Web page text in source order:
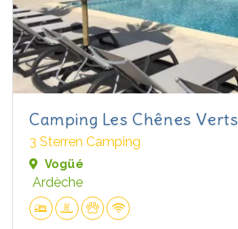
Camping Les Chênes Verts
3 Sterren Camping
Vogüé
Ardèche